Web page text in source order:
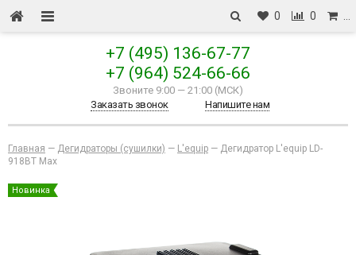
0 0
+7 (495) 136-67-77
+7 (964) 524-66-66
Звоните 9:00 — 21:00 (МСК)
Заказать звонок
Напишите нам
Главная — Дегидраторы (сушилки) — L'equip — Дегидратор L'equip LD-
918BT Max
Новинка